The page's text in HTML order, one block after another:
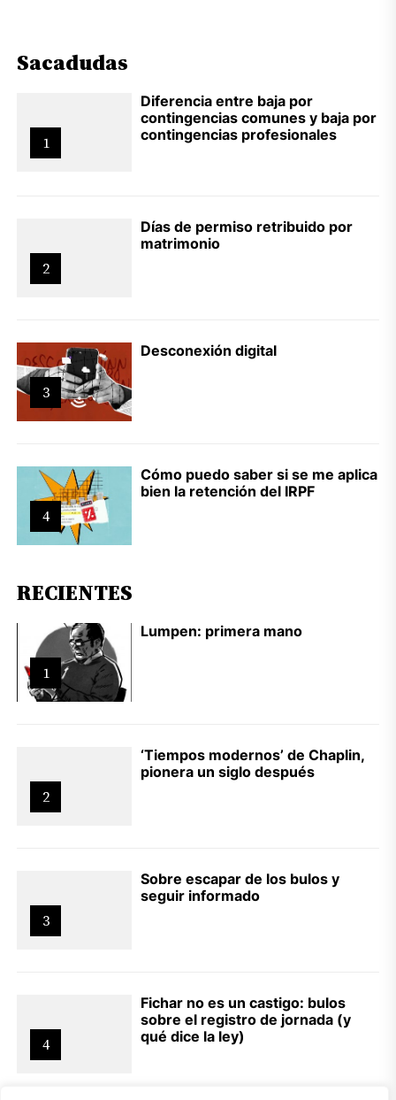
Sacadudas
1
Diferencia entre baja por
contingencias comunes y baja por
contingencias profesionales
2
Días de permiso retribuido por
matrimonio
3
Desconexión digital
4
Cómo puedo saber si se me aplica
bien la retención del IRPF
RECIENTES
1
Lumpen: primera mano
2
‘Tiempos modernos’ de Chaplin,
pionera un siglo después
3
Sobre escapar de los bulos y
seguir informado
4
Fichar no es un castigo: bulos
sobre el registro de jornada (y
qué dice la ley)